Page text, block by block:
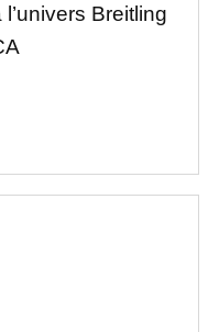
Breitling